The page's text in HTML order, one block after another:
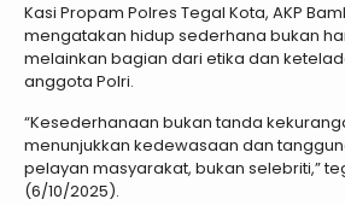
Kasi Propam Polres Tegal Kota, AKP
mengatakan hidup sederhana bukan
melainkan bagian dari etika dan
anggota Polri.
“Kesederhanaan bukan tanda
menunjukkan kedewasaan dan
pelayan masyarakat, bukan selebriti,”
(6/10/2025).